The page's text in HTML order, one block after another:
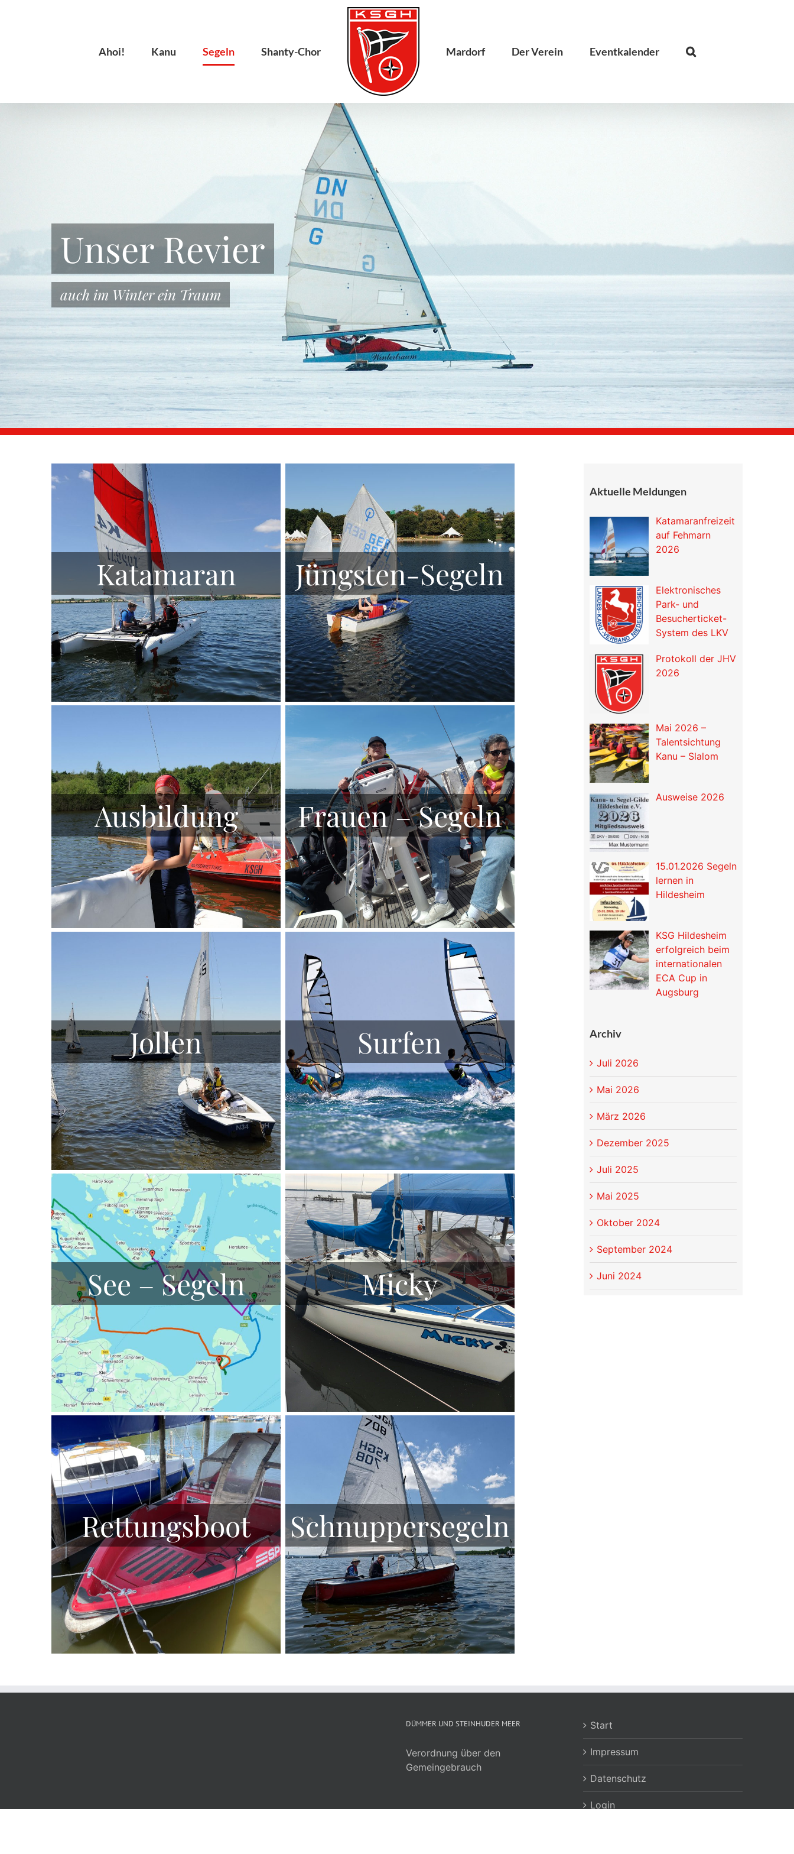
Ahoi! Kanu Segeln Shanty-Chor Mardorf Der Verein Eventkalender
Unser Revier
auch im Winter ein Traum
Katamaran Jüngsten-Segeln
Ausbildung Frauen – Segeln
Jollen Surfen
See – Segeln Micky
Rettungsboot Schnuppersegeln
Aktuelle Meldungen
Katamaranfreizeit
auf Fehmarn
2026
Elektronisches
Park- und
Besucherticket-
System des LKV
Protokoll der JHV
2026
Mai 2026 –
Talentsichtung
Kanu – Slalom
Ausweise 2026
15.01.2026 Segeln
lernen in
Hildesheim
KSG Hildesheim
erfolgreich beim
internationalen
ECA Cup in
Augsburg
Archiv
Juli 2026
Mai 2026
März 2026
Dezember 2025
Juli 2025
Mai 2025
Oktober 2024
September 2024
Juni 2024
DÜMMER UND STEINHUDER MEER
Verordnung über den
Gemeingebrauch
Start
Impressum
Datenschutz
Login